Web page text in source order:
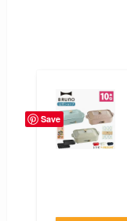
Save